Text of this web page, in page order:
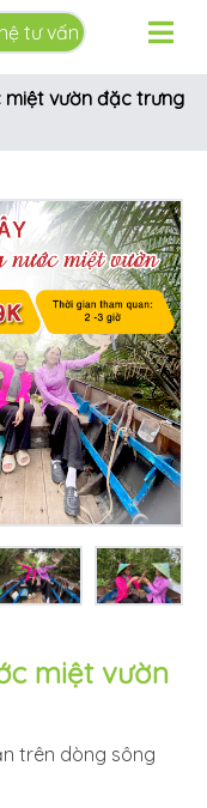
tư vấn
miệt vườn đặc trưng
miệt vườn
trên dòng sông